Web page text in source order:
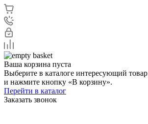
Ваша корзина пуста
Выберите в каталоге интересующий товар
и нажмите кнопку «В корзину».
Перейти в каталог
Заказать звонок